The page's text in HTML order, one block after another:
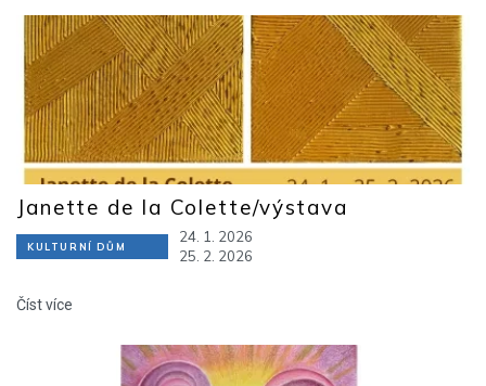
KULTURNÍ DŮM
24. 1. 2026
25. 2. 2026
Janette de la Colette/výstava
Číst více